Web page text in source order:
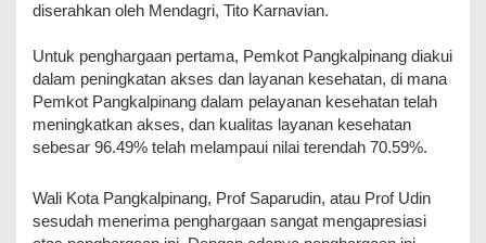
diserahkan oleh Mendagri, Tito Karnavian.
Untuk penghargaan pertama, Pemkot Pangkalpinang diakui
dalam peningkatan akses dan layanan kesehatan, di mana
Pemkot Pangkalpinang dalam pelayanan kesehatan telah
meningkatkan akses, dan kualitas layanan kesehatan
sebesar 96.49% telah melampaui nilai terendah 70.59%.
Wali Kota Pangkalpinang, Prof Saparudin, atau Prof Udin
sesudah menerima penghargaan sangat mengapresiasi